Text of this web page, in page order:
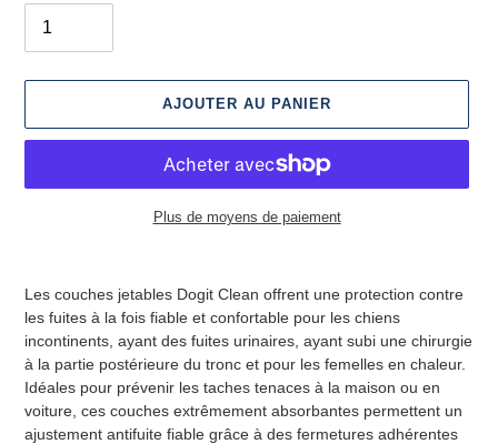
AJOUTER AU PANIER
Plus de moyens de paiement
panier
Les couches jetables Dogit Clean offrent une protection contre
les fuites à la fois fiable et confortable pour les chiens
incontinents, ayant des fuites urinaires, ayant subi une chirurgie
à la partie postérieure du tronc et pour les femelles en chaleur.
Idéales pour prévenir les taches tenaces à la maison ou en
voiture, ces couches extrêmement absorbantes permettent un
ajustement antifuite fiable grâce à des fermetures adhérentes